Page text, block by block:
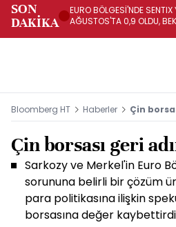
SON
DAKİKA
EURO BÖLGESİ'NDE
AĞUSTOS'TA 0,9 OLDU,
Bloomberg HT Haberler Çin
Çin borsası geri
Sarkozy ve Merkel'in Euro
sorununa belirli bir çözüm
para politikasına ilişkin
borsasına değer kaybettirdi